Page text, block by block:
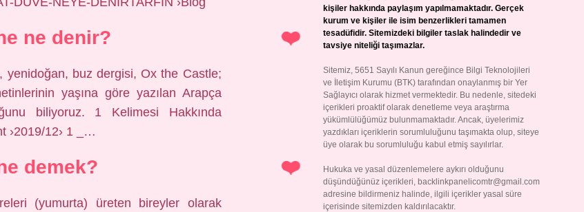
ne denir?
buz dergisi, Ox the Castle;
yaşına göre yazılan Arapça
biliyoruz. 1 Kelimesi Hakkında
›2019/12› 1 _…
demek?
(yumurta) üreten bireyler olarak
kişiler hakkında paylaşım yapılmamaktadır. Gerçek
kurum ve kişiler ile isim benzerlikleri tamamen
tesadüfidir. Sitemizdeki bilgiler taslak halindedir ve
tavsiye niteliği taşımazlar.
Sitemiz, 5651 Sayılı Kanun gereğince Bilgi Teknolojileri
ve İletişim Kurumu (BTK) tarafından onaylanmış bir Yer
Sağlayıcı olarak hizmet vermektedir. Bu nedenle, sitedeki
içerikleri proaktif olarak denetleme veya araştırma
yükümlülüğümüz bulunmamaktadır. Ancak, üyelerimiz
yazdıkları içeriklerin sorumluluğunu taşımakta olup, siteye
üye olarak bu sorumluluğu kabul etmiş sayılırlar.
Hukuka ve yasal düzenlemelere aykırı olduğunu
düşündüğünüz içerikleri, backlinkpanelicomtr@gmail.com
adresine bildirmeniz halinde, ilgili içerikler yasal süre
içerisinde sitemizden kaldırılacaktır.